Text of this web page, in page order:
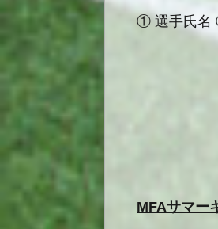
① 選手氏名
MFAサマー